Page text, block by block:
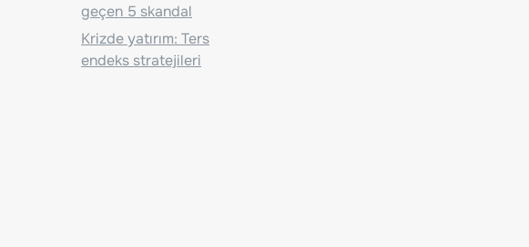
geçen 5 skandal
Krizde yatırım: Ters
endeks stratejileri